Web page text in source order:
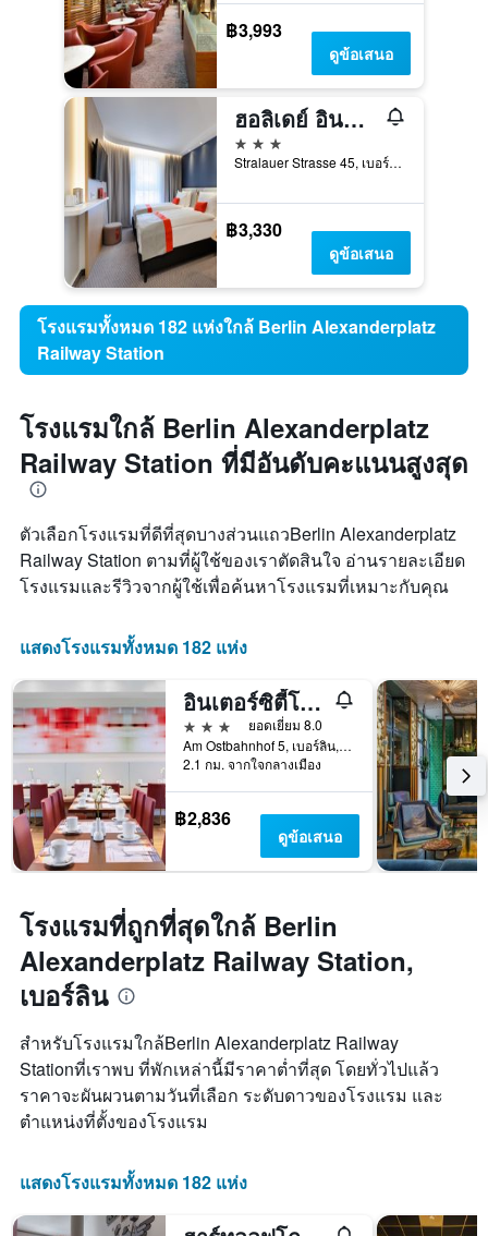
฿3,993
ดูข้อเสนอ
ฮอลิเดย์ อินน์ เอ็กซ์เพรส เบอร์ลิน - อเล็กซานเดอร์พลัทซ์ บาย IHG
3 ดาว
Stralauer Strasse 45, เบอร์ลิน, เยอรมนี
฿3,330
ดูข้อเสนอ
โรงแรมทั้งหมด 182 แห่งใกล้ Berlin Alexanderplatz
Railway Station
โรงแรมใกล้ Berlin Alexanderplatz
Railway Station ที่มีอันดับคะแนนสูงสุด
ตัวเลือกโรงแรมที่ดีที่สุดบางส่วนแถวBerlin Alexanderplatz
Railway Station ตามที่ผู้ใช้ของเราตัดสินใจ อ่านรายละเอียด
โรงแรมและรีวิวจากผู้ใช้เพื่อค้นหาโรงแรมที่เหมาะกับคุณ
แสดงโรงแรมทั้งหมด 182 แห่ง
อินเตอร์ซิตี้โฮเทล เบอร์ลิน ออสต์บานโฮฟ
3 ดาว
ยอดเยี่ยม 8.0
Am Ostbahnhof 5, เบอร์ลิน, เยอรมนี
2.1 กม. จากใจกลางเมือง
฿2,836
ดูข้อเสนอ
โรงแรมที่ถูกที่สุดใกล้ Berlin
Alexanderplatz Railway Station,
เบอร์ลิน
สำหรับโรงแรมใกล้Berlin Alexanderplatz Railway
Stationที่เราพบ ที่พักเหล่านี้มีราคาต่ำที่สุด โดยทั่วไปแล้ว
ราคาจะผันผวนตามวันที่เลือก ระดับดาวของโรงแรม และ
ตำแหน่งที่ตั้งของโรงแรม
แสดงโรงแรมทั้งหมด 182 แห่ง